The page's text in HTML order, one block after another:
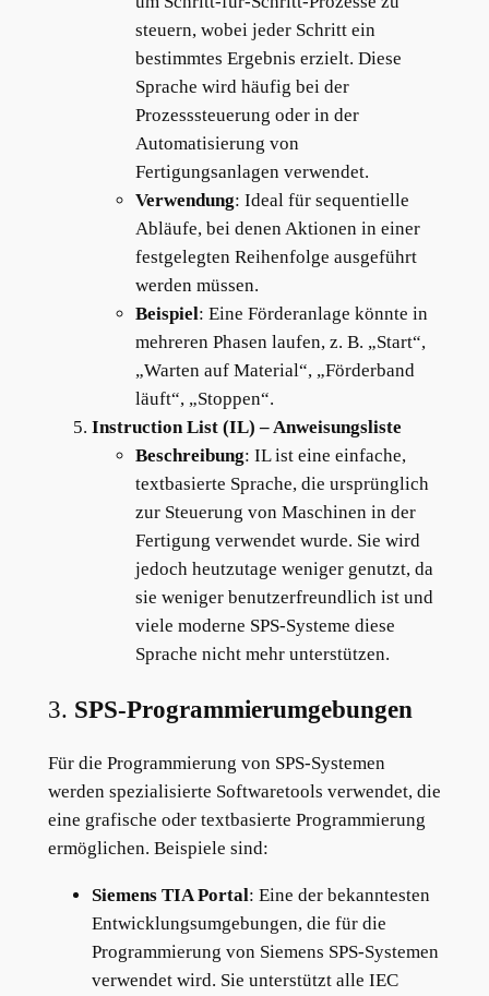
steuern, wobei jeder Schritt ein
bestimmtes Ergebnis erzielt. Diese
Sprache wird häufig bei der
Prozesssteuerung oder in der
Automatisierung von
Fertigungsanlagen verwendet.
Verwendung: Ideal für sequentielle
Abläufe, bei denen Aktionen in einer
festgelegten Reihenfolge ausgeführt
werden müssen.
Beispiel: Eine Förderanlage könnte in
mehreren Phasen laufen, z. B. „Start“,
„Warten auf Material“, „Förderband
läuft“, „Stoppen“.
Instruction List (IL) – Anweisungsliste
Beschreibung: IL ist eine einfache,
textbasierte Sprache, die ursprünglich
zur Steuerung von Maschinen in der
Fertigung verwendet wurde. Sie wird
jedoch heutzutage weniger genutzt, da
sie weniger benutzerfreundlich ist und
viele moderne SPS-Systeme diese
Sprache nicht mehr unterstützen.
3. SPS-Programmierumgebungen
Für die Programmierung von SPS-Systemen
werden spezialisierte Softwaretools verwendet, die
eine grafische oder textbasierte Programmierung
ermöglichen. Beispiele sind:
Siemens TIA Portal: Eine der bekanntesten
Entwicklungsumgebungen, die für die
Programmierung von Siemens SPS-Systemen
verwendet wird. Sie unterstützt alle IEC